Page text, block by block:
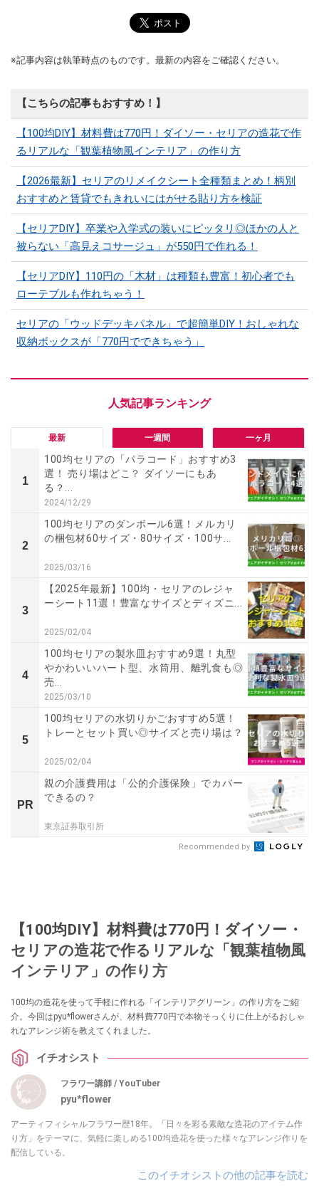
※記事内容は執筆時点のものです。最新の内容をご確認ください。
【こちらの記事もおすすめ！】
【100均DIY】材料費は770円！ダイソー・セリアの造花で作
るリアルな「観葉植物風インテリア」の作り方
【2026最新】セリアのリメイクシート全種類まとめ！柄別
おすすめと賃貸でもきれいにはがせる貼り方を検証
【セリアDIY】卒業や入学式の装いにピッタリ◎ほかの人と
被らない「高見えコサージュ」が550円で作れる！
【セリアDIY】110円の「木材」は種類も豊富！初心者でも
ローテブルも作れちゃう！
セリアの「ウッドデッキパネル」で超簡単DIY！おしゃれな
収納ボックスが「770円でできちゃう」
最新 一週間 一ヶ月
1
100均セリアの「パラコード」おすすめ3
選！ 売り場はどこ？ ダイソーにもあ
る？...
2024/12/29
2
100均セリアのダンボール6選！メルカリ
の梱包材60サイズ・80サイズ・100サ...
2025/03/16
3
【2025年最新】100均・セリアのレジャ
ーシート11選！豊富なサイズとディズニ...
2025/02/04
4
100均セリアの製氷皿おすすめ9選！丸型
やかわいいハート型、水筒用、離乳食も◎
売...
2025/03/10
5
100均セリアの水切りかごおすすめ5選！
トレーとセット買い◎サイズと売り場は？
2025/02/04
PR
親の介護費用は「公的介護保険」でカバー
できるの？
東京証券取引所
Recommended by
【100均DIY】材料費は770円！ダイソー・
セリアの造花で作るリアルな「観葉植物風
インテリア」の作り方
100均の造花を使って手軽に作れる「インテリアグリーン」の作り方をご紹
介。今回はpyu*flowerさんが、材料費770円で本物そっくりに仕上がるおしゃ
れなアレンジ術を教えてくれました。
イチオシスト
フラワー講師 / YouTuber
pyu*flower
アーティフィシャルフラワー歴18年。「日々を彩る素敵な造花のアイテム作
り方」をテーマに、気軽に楽しめる100均造花を使った様々なアレンジ作りを
配信している。
このイチオシストの他の記事を読む